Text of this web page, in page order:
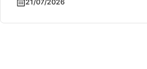
21/07/2026